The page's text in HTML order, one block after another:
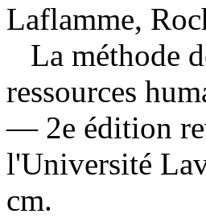
Laflamme,
La méthode
ressources
— 2e édition
l'Université
cm.